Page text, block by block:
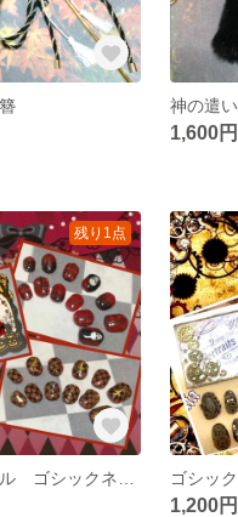
神の遣
1,600円
残り1点
1,200円